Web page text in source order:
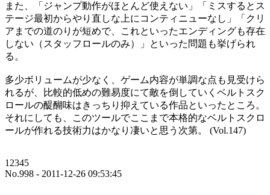
また、「ジャンプ動作がほとんど使えない」「ミスするとス
テージ最初からやり直しな上にコンティニューなし」「クリ
アまでの道のりが短めで、これといったエンディングも存在
しない（スタッフロールのみ）」といった問題も挙げられ
る。
多少ボリュームが少なく、ゲーム内容が単調な点も見受けら
れるが、比較的低めの難易度にて敵を倒していくベルトスク
ロールの醍醐味はきっちり抑えている作品といったところ。
それにしても、このツールでここまで本格的なベルトスクロ
ールが作れる技術力はかなり凄いと思う次第。 (Vol.147)
12345
No.998 - 2011-12-26 09:53:45